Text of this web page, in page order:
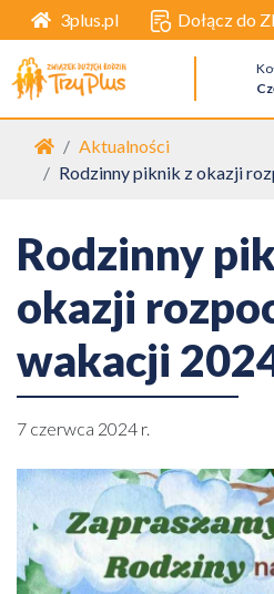
3plus.pl Dołącz do
Strona główna
Aktualności
Rodzinny piknik z okazji
Rodzinny
okazji
wakacji
7 czerwca 2024 r.